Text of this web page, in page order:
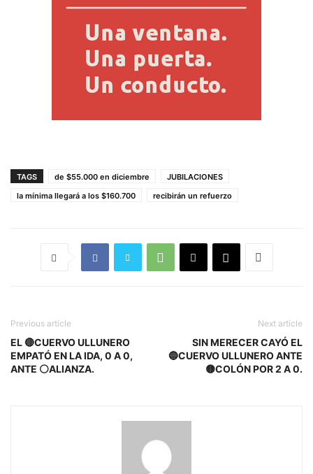
TAGS de $55.000 en diciembre
JUBILACIONES
la mínima llegará a los $160.700
recibirán un refuerzo
Previous article
EL 🔴CUERVO ULLUNERO
EMPATÓ EN LA IDA, 0 A 0,
ANTE ⚪ALIANZA.
Next article
SIN MERECER CAYÓ EL
🔵CUERVO ULLUNERO ANTE
🟡COLÓN POR 2 A 0.